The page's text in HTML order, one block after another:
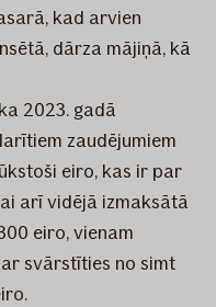
kad arvien
dārza mājiņā, kā
2023. gadā
zaudējumiem
eiro, kas ir par
arī vidējā izmaksātā
eiro, vienam
svārstīties no simt